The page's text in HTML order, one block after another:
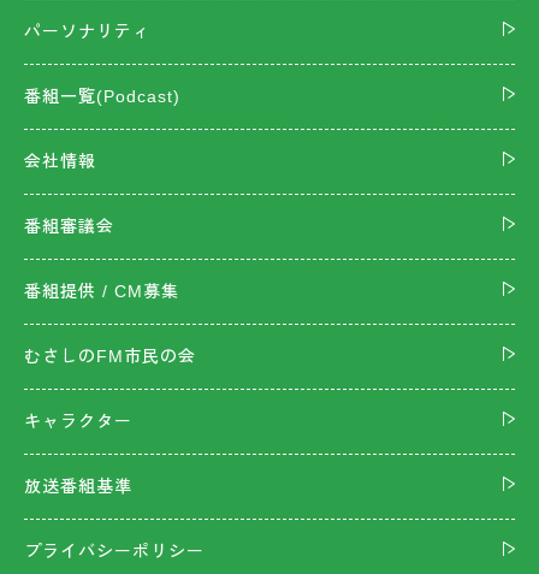
パーソナリティ
番組一覧(Podcast)
会社情報
番組審議会
番組提供 / CM募集
むさしのFM市民の会
キャラクター
放送番組基準
プライバシーポリシー